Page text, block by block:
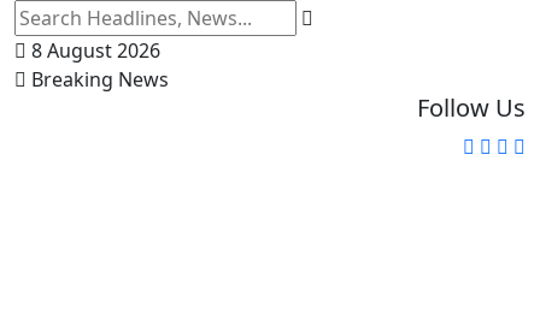
8 August 2026
Breaking News
Follow Us